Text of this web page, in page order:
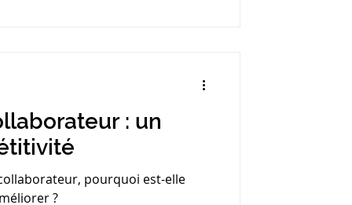
: un
pourquoi est-elle
?